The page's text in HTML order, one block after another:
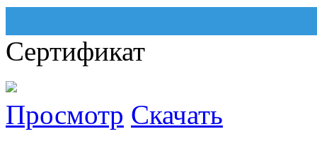
Сертификат
Просмотр Скачать